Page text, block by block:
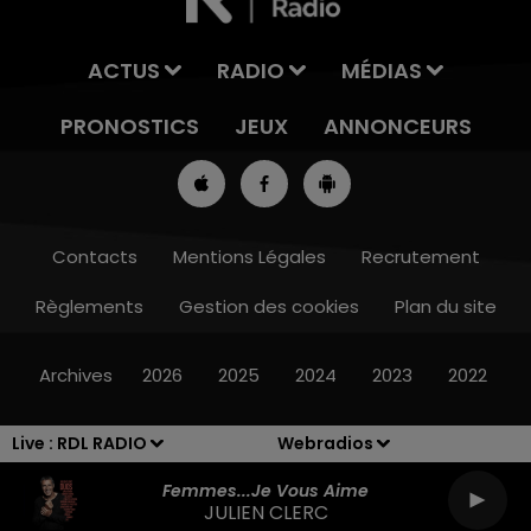
Live : RDL RADIO
Webradios
Femmes...je Vous Aime
JULIEN CLERC
13h00 - 16h00
ACTUS RADIO
MÉDIAS
PRONOSTICS
JEUX ANNONCEURS
Contacts Mentions Légales
Recrutement
Règlements
Gestion des cookies Plan du site
Archives 2026 2025 2024 2023 2022